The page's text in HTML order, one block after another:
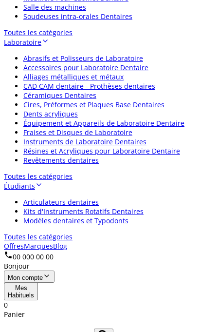
Salle des machines
Soudeuses intra-orales Dentaires
Toutes les catégories
Laboratoire
Abrasifs et Polisseurs de Laboratoire
Accessoires pour Laboratoire Dentaire
Alliages métalliques et métaux
CAD CAM dentaire - Prothèses dentaires
Céramiques Dentaires
Cires, Préformes et Plaques Base Dentaires
Dents acryliques
Équipement et Appareils de Laboratoire Dentaire
Fraises et Disques de Laboratoire
Instruments de Laboratoire Dentaires
Résines et Acryliques pour Laboratoire Dentaire
Revêtements dentaires
Toutes les catégories
Étudiants
Articulateurs dentaires
Kits d'Instruments Rotatifs Dentaires
Modèles dentaires et Typodonts
Toutes les catégories
OffresMarquesBlog
00 000 00 00
Bonjour
Mon compte
Mes
Habituels
0
Panier